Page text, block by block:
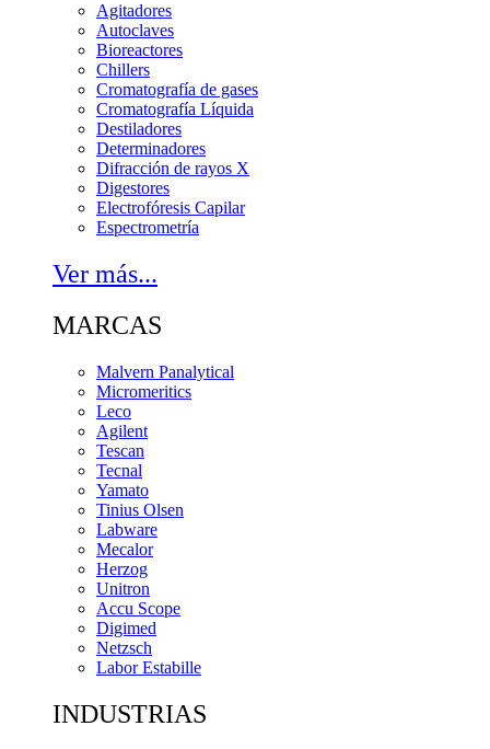
Agitadores
Autoclaves
Bioreactores
Chillers
Cromatografía de gases
Cromatografía Líquida
Destiladores
Determinadores
Difracción de rayos X
Digestores
Electrofóresis Capilar
Espectrometría
Ver más...
MARCAS
Malvern Panalytical
Micromeritics
Leco
Agilent
Tescan
Tecnal
Yamato
Tinius Olsen
Labware
Mecalor
Herzog
Unitron
Accu Scope
Digimed
Netzsch
Labor Estabille
INDUSTRIAS